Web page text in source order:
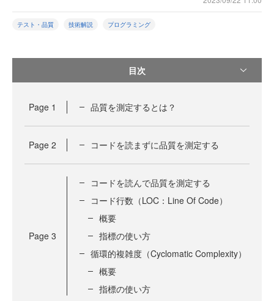
テスト・品質 技術解説 プログラミング
目次
Page 1 品質を測定するとは？
Page 2 コードを読まずに品質を測定する
Page 3
コードを読んで品質を測定する
コード行数（LOC：Line Of Code）
概要
指標の使い方
循環的複雑度（Cyclomatic Complexity）
概要
指標の使い方